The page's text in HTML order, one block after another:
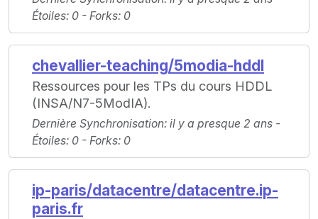
Étoiles: 0 - Forks: 0
chevallier-teaching/5modia-hddl
Ressources pour les TPs du cours HDDL
(INSA/N7-5ModIA).
Dernière Synchronisation: il y a presque 2 ans -
Étoiles: 0 - Forks: 0
ip-paris/datacentre/datacentre.ip-
paris.fr